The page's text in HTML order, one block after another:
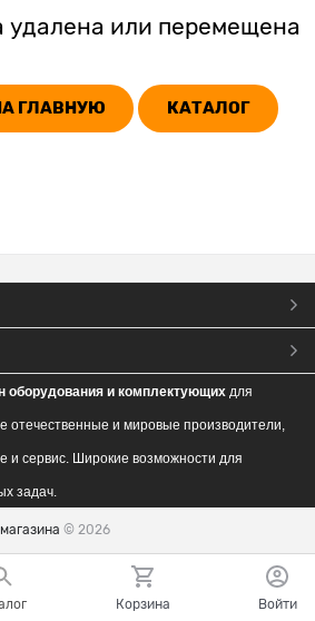
удалена или перемещена
ГЛАВНУЮ КАТАЛОГ
оборудования и комплектующих для
отечественные и мировые производители,
и сервис. Широкие возможности для
задач.
© 2026
Корзина Войти